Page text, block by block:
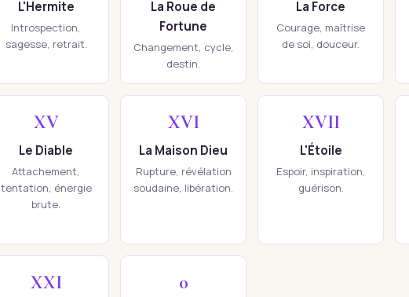
L'Hermite
Introspection,
sagesse, retrait.
La Roue de
Fortune
Changement, cycle,
destin.
La Force
Courage, maîtrise
de soi, douceur.
XV
Le Diable
Attachement,
tentation, énergie
brute.
XVI
La Maison Dieu
Rupture, révélation
soudaine, libération.
XVII
L'Étoile
Espoir, inspiration,
guérison.
XXI 0